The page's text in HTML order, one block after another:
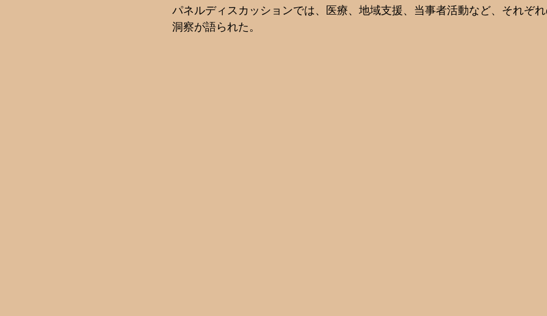
パネルディスカッションでは、医療、地域支援、当事者活動など、それぞ
洞察が語られた。